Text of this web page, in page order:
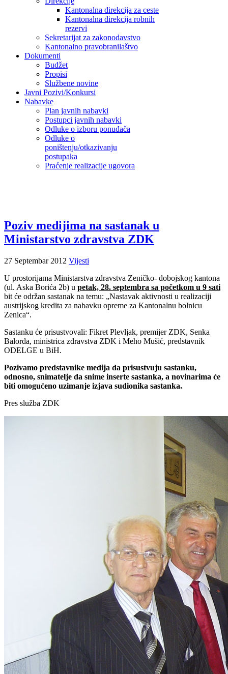
Kantonalna direkcija za ceste
Kantonalna direkcija robnih
rezervi
Sekretarijat za zakonodavstvo
Kantonalno pravobranilaštvo
Dokumenti
Budžet
Propisi
Službene novine
Javni Pozivi/Konkursi
Nabavke
Plan javnih nabavki
Postupci javnih nabavki
Odluke o izboru ponuđača
Odluke o
poništenju/otkazivanju
postupaka
Praćenje realizacije ugovora
Poziv medijima na sastanak u
Ministarstvo zdravstva ZDK
27 Septembar 2012 Vijesti
U prostorijama Ministarstva zdravstva Zeničko- dobojskog kantona
(ul. Aska Borića 2b) u petak, 28. septembra sa početkom u 9 sati
bit će održan sastanak na temu: „Nastavak aktivnosti u realizaciji
austrijskog kredita za nabavku opreme za Kantonalnu bolnicu
Zenica“.
Sastanku će prisustvovali: Fikret Plevljak, premijer ZDK, Senka
Balorda, ministrica zdravstva ZDK i Meho Mušić, predstavnik
ODELGE u BiH.
Pozivamo predstavnike medija da prisustvuju sastanku,
odnosno, snimatelje da snime inserte sastanka, a novinarima će
biti omogućeno uzimanje izjava sudionika sastanka.
Pres služba ZDK